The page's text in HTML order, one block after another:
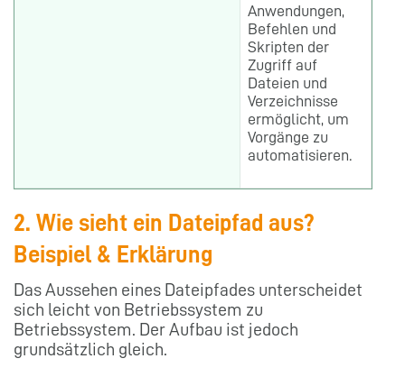
Anwendungen,
Befehlen und
Skripten der
Zugriff auf
Dateien und
Verzeichnisse
ermöglicht, um
Vorgänge zu
automatisieren.
2. Wie sieht ein Dateipfad aus?
Beispiel & Erklärung
Das Aussehen eines Dateipfades unterscheidet
sich leicht von Betriebssystem zu
Betriebssystem. Der Aufbau ist jedoch
grundsätzlich gleich.